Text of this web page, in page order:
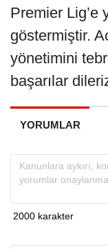
Premier Lig’e
göstermiştir.
yönetimini
başarılar
YORUMLAR